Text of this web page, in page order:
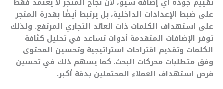
على ضبط الإعدادات الداخلية، بل يرتبط أيضًا بقدرة المتجر
على استهداف الكلمات ذات العائد التجاري المرتفع. ولذلك
توفر الإضافات المتقدمة أدوات تساعد في تحليل كثافة
الكلمات وتقديم اقتراحات استراتيجية وتحسين المحتوى
وفق متطلبات محركات البحث. كما يسهم ذلك في تحسين
فرص استهداف العملاء المحتملين بدقة أكبر.